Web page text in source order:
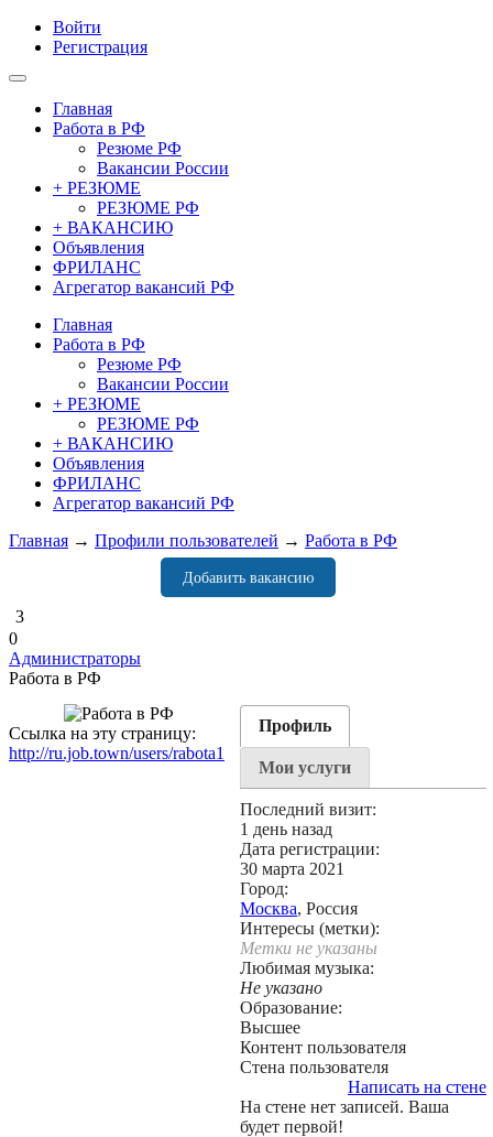
Войти
Регистрация
Главная
Работа в РФ
Резюме РФ
Вакансии России
+ РЕЗЮМЕ
РЕЗЮМЕ РФ
+ ВАКАНСИЮ
Объявления
ФРИЛАНС
Агрегатор вакансий РФ
Главная
Работа в РФ
Резюме РФ
Вакансии России
+ РЕЗЮМЕ
РЕЗЮМЕ РФ
+ ВАКАНСИЮ
Объявления
ФРИЛАНС
Агрегатор вакансий РФ
Главная → Профили пользователей → Работа в РФ
Добавить вакансию
3
0
Администраторы
Работа в РФ
Ссылка на эту страницу:
http://ru.job.town/users/rabota1
Профиль
Мои услуги
Последний визит:
1 день назад
Дата регистрации:
30 марта 2021
Город:
Москва, Россия
Интересы (метки):
Метки не указаны
Любимая музыка:
Не указано
Образование:
Высшее
Контент пользователя
Стена пользователя
Написать на стене
На стене нет записей. Ваша
будет первой!